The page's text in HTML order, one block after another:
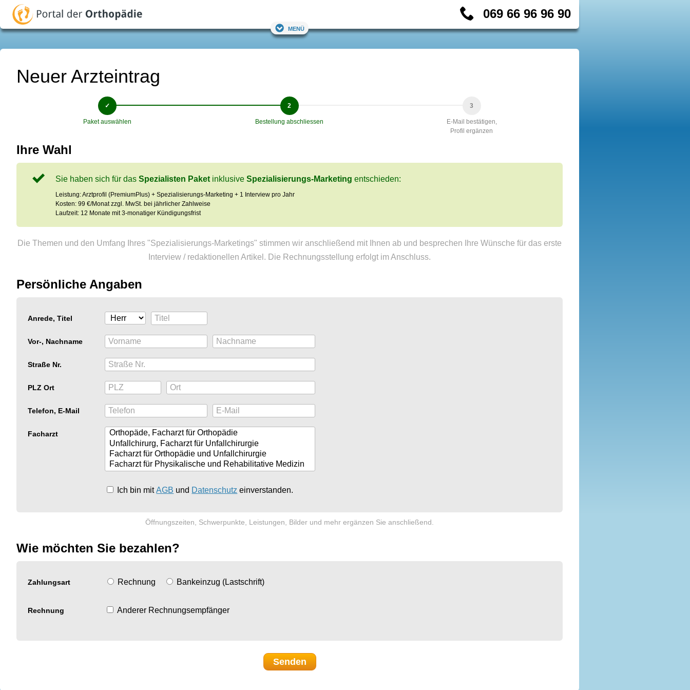
069 66 96 96 90
Menü
Neuer Arzteintrag
Paket auswählen Bestellung abschliessen
E-Mail bestätigen,
Profil ergänzen
Ihre Wahl
Sie haben sich für das Spezialisten Paket inklusive Spezialisierungs-Marketing entschieden:
Leistung: Arztprofil (PremiumPlus) + Spezialisierungs-Marketing + 1 Interview pro Jahr
Kosten: 99 €/Monat zzgl. MwSt. bei jährlicher Zahlweise
Laufzeit: 12 Monate mit 3-monatiger Kündigungsfrist
Die Themen und den Umfang Ihres "Spezialisierungs-Marketings" stimmen wir anschließend mit Ihnen ab und besprechen Ihre Wünsche für das erste
Interview / redaktionellen Artikel. Die Rechnungsstellung erfolgt im Anschluss.
Persönliche Angaben
Anrede, Titel
Vor-, Nachname
Straße Nr.
PLZ Ort
Telefon, E-Mail
Facharzt
Ich bin mitAGB und Datenschutz einverstanden.
Öffnungszeiten, Schwerpunkte, Leistungen, Bilder und mehr ergänzen Sie anschließend.
Wie möchten Sie bezahlen?
Zahlungsart Rechnung Bankeinzug (Lastschrift)
Rechnung Anderer Rechnungsempfänger